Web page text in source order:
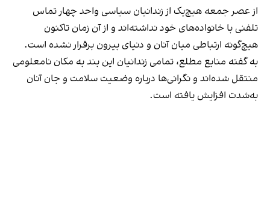
از عصر جمعه هیچ‌یک از زندانیان سیاسی واحد چهار تماس
تلفنی با خانواده‌های خود نداشته‌اند و از آن زمان تاکنون
هیچ‌گونه ارتباطی میان آنان و دنیای بیرون برقرار نشده است.
به گفته منابع مطلع، تمامی زندانیان این بند به مکان نامعلومی
منتقل شده‌اند و نگرانی‌ها درباره وضعیت سلامت و جان آنان
به‌شدت افزایش یافته است.